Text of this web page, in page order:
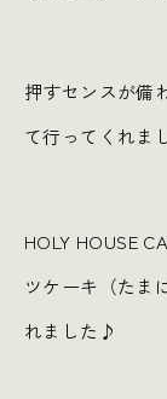
押すセンスが備
て行ってくれま
HOLY HOUSE
ツケーキ（たま
れました♪